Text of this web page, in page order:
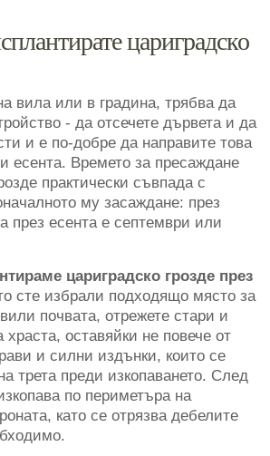
цариградско
вила или в градина, трябва да
- да отсечете дървета и да
и е по-добре да направите това
есента. Времето за пресаждане
практически съвпада с
му засаждане: през
през есента е септември или
цариградско грозде през
сте избрали подходящо място за
почвата, отрежете стари и
оставяйки не повече от
и силни издънки, които се
трета преди изкопаването. След
по периметъра на
като се отрязва дебелите